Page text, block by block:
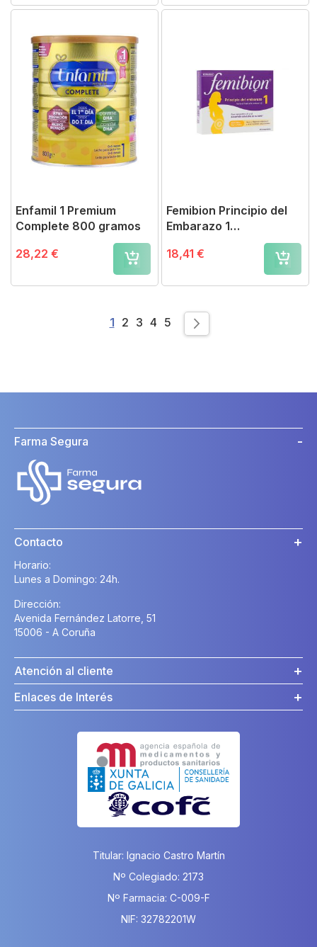
Enfamil 1 Premium
Complete 800 gramos
28,22 €
Femibion Principio del
Embarazo 1
18,41 €
Page
You're currently reading page
1 Page
2 Page
3 Page
4 Page
5
Farma Segura
Contacto
Horario:
Lunes a Domingo: 24h.
Dirección:
Avenida Fernández Latorre, 51
15006 - A Coruña
Atención al cliente
Enlaces de Interés
Titular: Ignacio Castro Martín
Nº Colegiado: 2173
Nº Farmacia: C-009-F
NIF: 32782201W